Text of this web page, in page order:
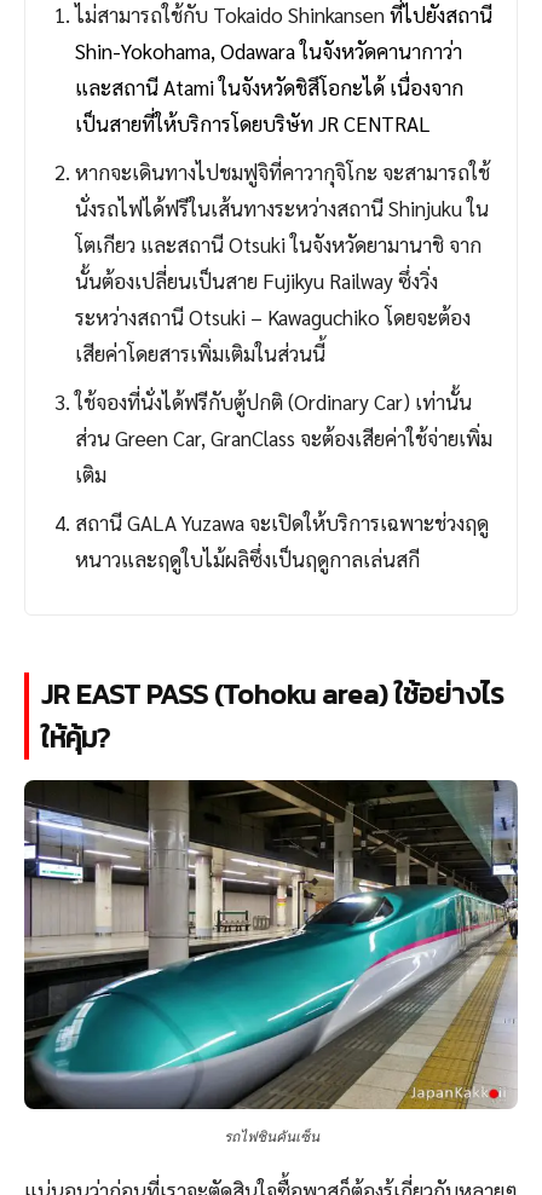
ไม่สามารถใช้กับ Tokaido Shinkansenที่ไปยังสถานี
Shin-Yokohama, Odawara ในจังหวัดคานากาว่า
และสถานี Atami ในจังหวัดชิสึโอกะได้ เนื่องจาก
เป็นสายที่ให้บริการโดยบริษัท JR CENTRAL
หากจะเดินทางไปชมฟูจิที่คาวากุจิโกะ จะสามารถใช้
นั่งรถไฟได้ฟรีในเส้นทางระหว่างสถานี Shinjuku ใน
โตเกียว และสถานี Otsuki ในจังหวัดยามานาชิ จาก
นั้นต้องเปลี่ยนเป็นสาย Fujikyu Railway ซึ่งวิ่ง
ระหว่างสถานี Otsuki – Kawaguchiko โดยจะต้อง
เสียค่าโดยสารเพิ่มเติมในส่วนนี้
ใช้จองที่นั่งได้ฟรีกับตู้ปกติ (Ordinary Car) เท่านั้น
ส่วน Green Car, GranClass จะต้องเสียค่าใช้จ่ายเพิ่ม
เติม
สถานี GALA Yuzawa จะเปิดให้บริการเฉพาะช่วงฤดู
หนาวและฤดูใบไม้ผลิซึ่งเป็นฤดูกาลเล่นสกี
JR EAST PASS (Tohoku area) ใช้อย่างไร
ให้คุ้ม?
รถไฟชินคันเซ็น